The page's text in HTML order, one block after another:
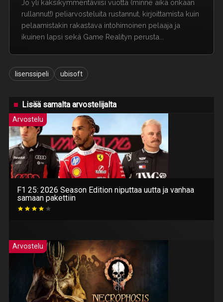
Jo yli kaksikymmentäviisi vuotta (minne aika onkaan
rullannut!) peliarvosteluita rustannut, kirjoittamista kuin
pelaamistakin rakastava intohimoinen pelaaja ja
ikuinen lapsi sekä Game Realityn perusta...
lisenssipeli ubisoft
Lisää samalta arvostelijalta
Arvostelu
F1 25: 2026 Season Edition niputtaa uutta ja vanhaa
samaan pakettiin
Arvostelu